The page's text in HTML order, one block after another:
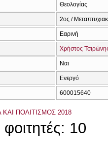
Θεολογίας
2ος /
Εαρινή
Χρήστος
Ναι
Ενεργό
600015640
ΠΟΛΙΤΙΣΜΟΣ 2018
10